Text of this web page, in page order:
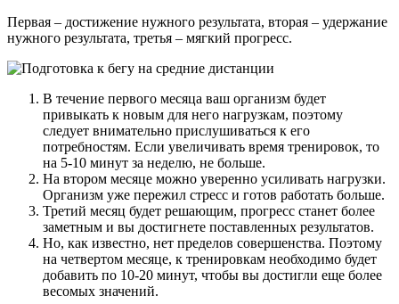
Первая – достижение нужного результата, вторая – удержание
нужного результата, третья – мягкий прогресс.
В течение первого месяца ваш организм будет
привыкать к новым для него нагрузкам, поэтому
следует внимательно прислушиваться к его
потребностям. Если увеличивать время тренировок, то
на 5-10 минут за неделю, не больше.
На втором месяце можно уверенно усиливать нагрузки.
Организм уже пережил стресс и готов работать больше.
Третий месяц будет решающим, прогресс станет более
заметным и вы достигнете поставленных результатов.
Но, как известно, нет пределов совершенства. Поэтому
на четвертом месяце, к тренировкам необходимо будет
добавить по 10-20 минут, чтобы вы достигли еще более
весомых значений.